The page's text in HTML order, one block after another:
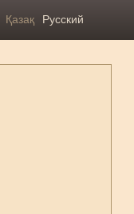
Қазақ Русский